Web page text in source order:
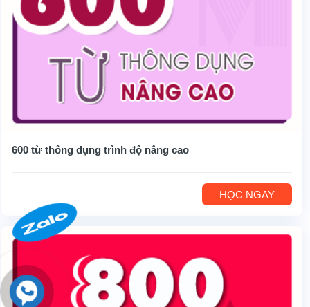
600 từ thông dụng trình độ nâng cao
HỌC NGAY